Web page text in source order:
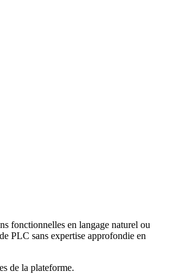
fonctionnelles en langage naturel ou
PLC sans expertise approfondie en
de la plateforme.